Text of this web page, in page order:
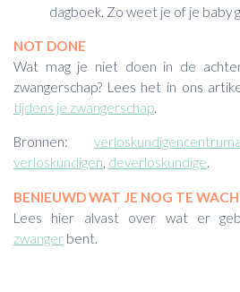
dagboek. Zo weet je of je baby
NOT DONE
Wat mag je niet doen in de
zwangerschap? Lees het in ons
tijdens je zwangerschap.
Bronnen:
verloskundigen, deverloskundige.
BENIEUWD WAT JE NOG TE
Lees hier alvast over wat er
zwanger bent.